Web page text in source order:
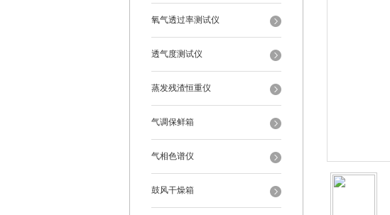
氧气透过率测试仪
透气度测试仪
蒸发残渣恒重仪
气调保鲜箱
气相色谱仪
鼓风干燥箱